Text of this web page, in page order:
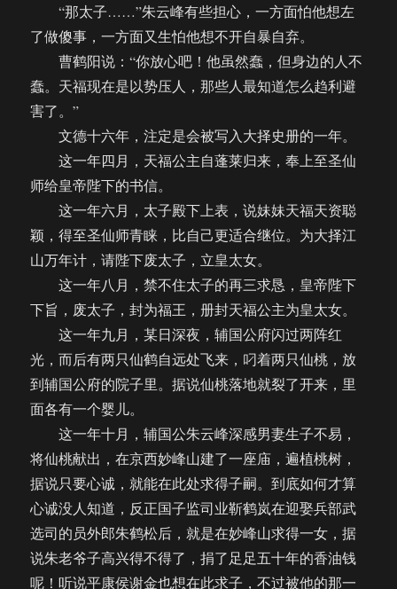
“那太子……”朱云峰有些担心，一方面怕他想左
了做傻事，一方面又生怕他想不开自暴自弃。
曹鹤阳说：“你放心吧！他虽然蠢，但身边的人不
蠢。天福现在是以势压人，那些人最知道怎么趋利避
害了。”
文德十六年，注定是会被写入大择史册的一年。
这一年四月，天福公主自蓬莱归来，奉上至圣仙
师给皇帝陛下的书信。
这一年六月，太子殿下上表，说妹妹天福天资聪
颖，得至圣仙师青睐，比自己更适合继位。为大择江
山万年计，请陛下废太子，立皇太女。
这一年八月，禁不住太子的再三求恳，皇帝陛下
下旨，废太子，封为福王，册封天福公主为皇太女。
这一年九月，某日深夜，辅国公府闪过两阵红
光，而后有两只仙鹤自远处飞来，叼着两只仙桃，放
到辅国公府的院子里。据说仙桃落地就裂了开来，里
面各有一个婴儿。
这一年十月，辅国公朱云峰深感男妻生子不易，
将仙桃献出，在京西妙峰山建了一座庙，遍植桃树，
据说只要心诚，就能在此处求得子嗣。到底如何才算
心诚没人知道，反正国子监司业靳鹤岚在迎娶兵部武
选司的员外郎朱鹤松后，就是在妙峰山求得一女，据
说朱老爷子高兴得不得了，捐了足足五十年的香油钱
呢！听说平康侯谢金也想在此求子，不过被他的那一